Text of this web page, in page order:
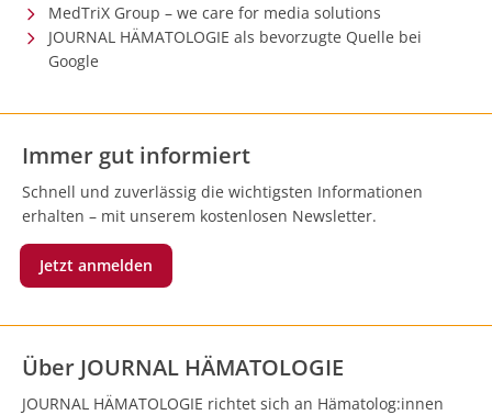
MedTriX Group – we care for media solutions
JOURNAL HÄMATOLOGIE als bevorzugte Quelle bei
Google
Immer gut informiert
Schnell und zuverlässig die wichtigsten Informationen
erhalten – mit unserem kostenlosen Newsletter.
Jetzt anmelden
Über JOURNAL HÄMATOLOGIE
JOURNAL HÄMATOLOGIE richtet sich an Hämatolog:innen